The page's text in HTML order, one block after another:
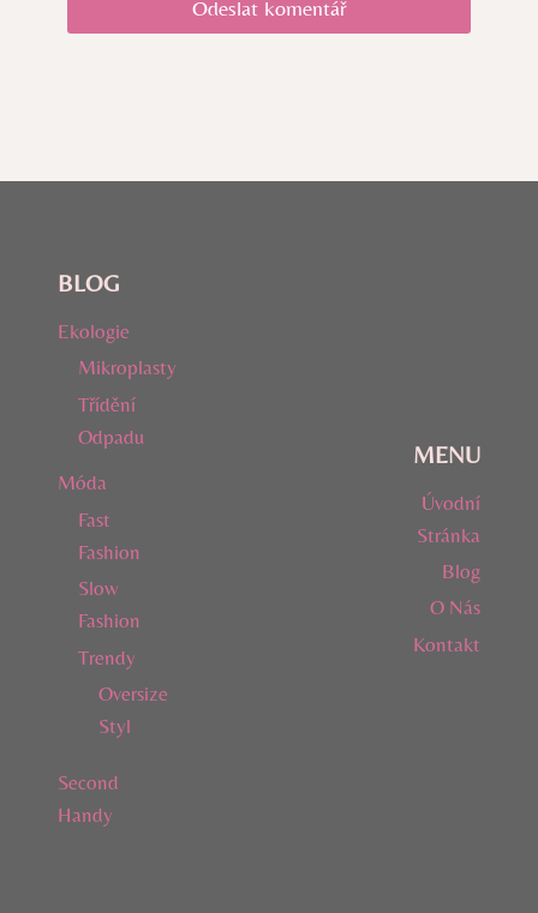
BLOG
Ekologie
Mikroplasty
Třídění
Odpadu
Móda
Fast
Fashion
Slow
Fashion
Trendy
Oversize
Styl
Second
Handy
MENU
Úvodní
Stránka
Blog
O Nás
Kontakt